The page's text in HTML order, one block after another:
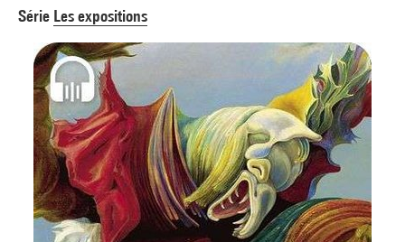
Série Les expositions